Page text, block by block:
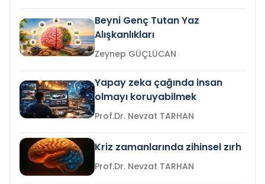
Beyni Genç Tutan Yaz
Alışkanlıkları
Zeynep GÜÇLÜCAN
Yapay zeka çağında insan
olmayı koruyabilmek
Prof.Dr. Nevzat TARHAN
Kriz zamanlarında zihinsel zırh
Prof.Dr. Nevzat TARHAN